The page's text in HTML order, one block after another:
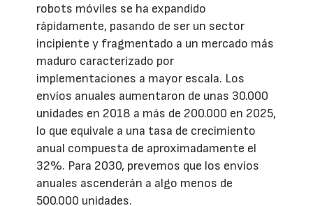
robots móviles se ha expandido
rápidamente, pasando de ser un sector
incipiente y fragmentado a un mercado más
maduro caracterizado por
implementaciones a mayor escala. Los
envíos anuales aumentaron de unas 30.000
unidades en 2018 a más de 200.000 en 2025,
lo que equivale a una tasa de crecimiento
anual compuesta de aproximadamente el
32%. Para 2030, prevemos que los envíos
anuales ascenderán a algo menos de
500.000 unidades.